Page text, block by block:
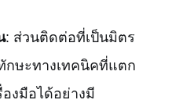
: ส่วนติดต่อที่เป็นมิตร
ษะทางเทคนิคที่แตก
งมือได้อย่างมี